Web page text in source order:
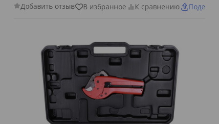
Добавить отзыв В избранное К сравнению